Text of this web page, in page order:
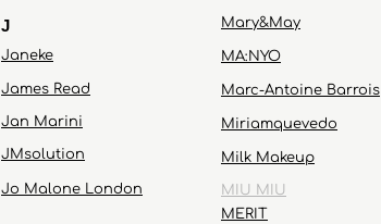
Jan Marini
MA:NYO
JMsolution
Mary&May
Miriamquevedo
James Read
MERIT
Janeke
Marc-Antoine Barrois
Milk Makeup
Jo Malone London
J
MIU MIU